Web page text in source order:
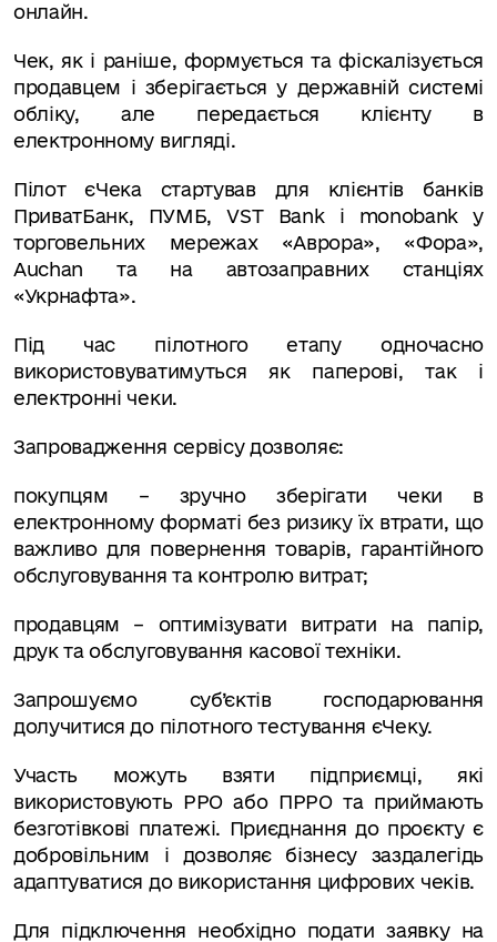
онлайн.
Чек, як і раніше, формується та фіскалізується
продавцем і зберігається у державній системі
обліку, але передається клієнту в
електронному вигляді.
Пілот єЧека стартував для клієнтів банків
ПриватБанк, ПУМБ, VST Bank і monobank у
торговельних мережах «Аврора», «Фора»,
Auchan та на автозаправних станціях
«Укрнафта».
Під час пілотного етапу одночасно
використовуватимуться як паперові, так і
електронні чеки.
Запровадження сервісу дозволяє:
покупцям – зручно зберігати чеки в
електронному форматі без ризику їх втрати, що
важливо для повернення товарів, гарантійного
обслуговування та контролю витрат;
продавцям – оптимізувати витрати на папір,
друк та обслуговування касової техніки.
Запрошуємо суб’єктів господарювання
долучитися до пілотного тестування єЧеку.
Участь можуть взяти підприємці, які
використовують РРО або ПРРО та приймають
безготівкові платежі. Приєднання до проєкту є
добровільним і дозволяє бізнесу заздалегідь
адаптуватися до використання цифрових чеків.
Для підключення необхідно подати заявку на